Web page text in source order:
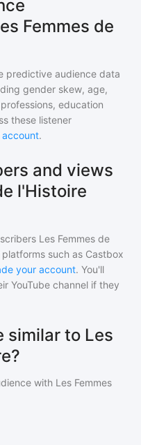
Femmes de
predictive audience data
gender skew, age,
education
these listener
.
and views
l'Histoire
Les Femmes de
such as Castbox
your account. You'll
YouTube channel if they
similar to Les
with Les Femmes